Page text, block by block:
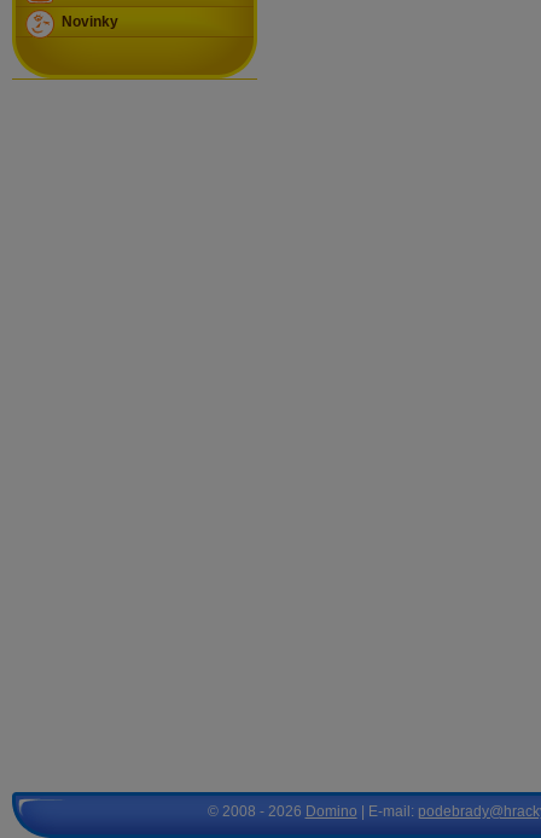
Novinky
© 2008 - 2026 Domino | E-mail: